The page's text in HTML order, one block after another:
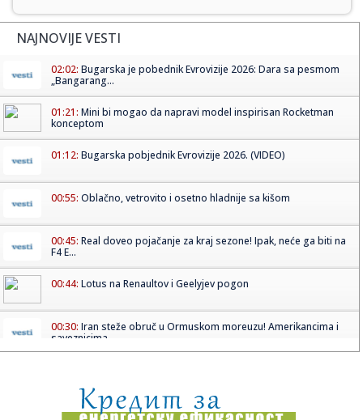
NAJNOVIJE VESTI
02:02: Bugarska je pobednik Evrovizije 2026: Dara sa pesmom
„Bangarang...
01:21: Mini bi mogao da napravi model inspirisan Rocketman
konceptom
01:12: Bugarska pobjednik Evrovizije 2026. (VIDEO)
00:55: Oblačno, vetrovito i osetno hladnije sa kišom
00:45: Real doveo pojačanje za kraj sezone! Ipak, neće ga biti na
F4 E...
00:44: Lotus na Renaultov i Geelyjev pogon
00:30: Iran steže obruč u Ormuskom moreuzu! Amerikancima i
saveznicima...
00:09:Vremeplov: Lancia Stratos